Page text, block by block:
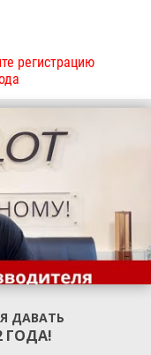
регистрацию
ДАВАТЬ
ГОДА!